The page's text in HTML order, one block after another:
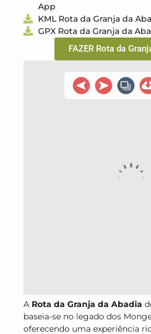
App
KML Rota da Granja da
GPX Rota da Granja da
FAZER Rota da
A Rota da Granja da Abadia
baseia-se no legado dos
oferecendo uma experiência